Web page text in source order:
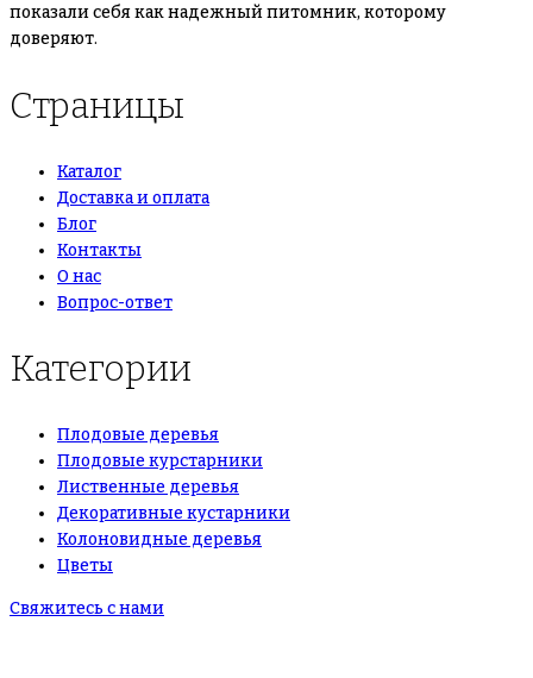
показали себя как надежный питомник, которому
доверяют.
Страницы
Каталог
Доставка и оплата
Блог
Контакты
О нас
Вопрос-ответ
Категории
Плодовые деревья
Плодовые курстарники
Лиственные деревья
Декоративные кустарники
Колоновидные деревья
Цветы
Свяжитесь с нами